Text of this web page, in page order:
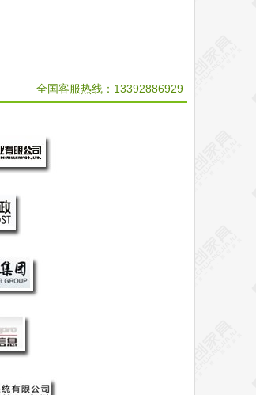
全国客服热线： 13392886929